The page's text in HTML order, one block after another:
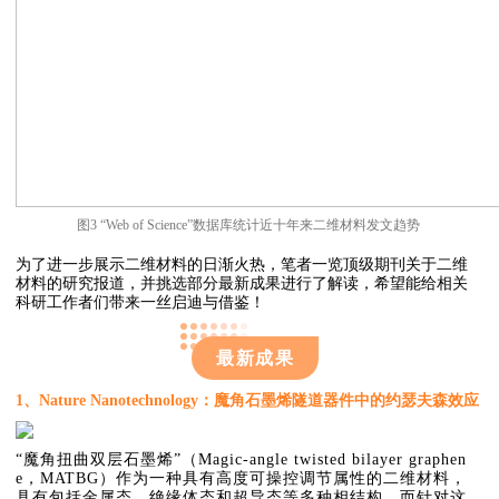
图3 “Web of Science”数据库统计近十年来二维材料发文趋势
为了进一步展示二维材料的日渐火热，笔者一览顶级期刊关于二维
材料的研究报道，并挑选部分最新成果进行了解读，希望能给相关
科研工作者们带来一丝启迪与借鉴！
最新成果
1、Nature Nanotechnology ：魔角石墨烯隧道器件中的约瑟夫森效应
“魔角扭曲双层石墨烯”（Magic-angle twisted bilayer graphen
e，MATBG）作为一种具有高度可操控调节属性的二维材料，